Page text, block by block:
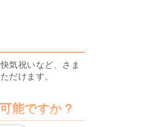
気祝いなど、さま
だけます。
能ですか？